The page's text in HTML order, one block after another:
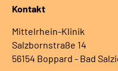
Kontakt
Mittelrhein-Klinik
Salzbornstraße 14
56154 Boppard - Bad